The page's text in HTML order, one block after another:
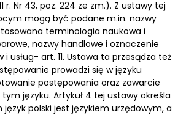
r. Nr 43, poz. 224 ze zm.). Z ustawy tej
mogą być podane m.in. nazwy
terminologia naukowa i
nazwy handlowe i oznaczenie
usług- art. 11. Ustawa ta przesądza też
prowadzi się w języku
postępowania oraz zawarcie
języku. Artykuł 4 tej ustawy określa
polski jest językiem urzędowym, a